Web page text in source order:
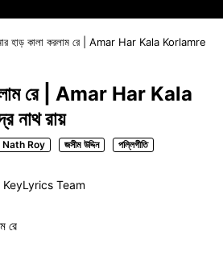
হাড় কালা করলাম রে | Amar Har Kala Korlamre
রে | Amar Har Kala
নাথ রায়
Roy জসীম উদ্দিন
পল্লিগীতি
KeyLyrics Team
রে